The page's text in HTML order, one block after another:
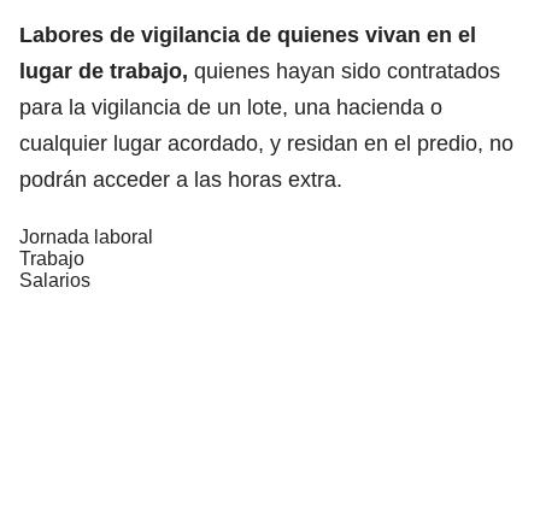
Labores de vigilancia de quienes vivan en el
lugar de trabajo, quienes hayan sido contratados
para la vigilancia de un lote, una hacienda o
cualquier lugar acordado, y residan en el predio, no
podrán acceder a las horas extra.
Jornada laboral
Trabajo
Salarios